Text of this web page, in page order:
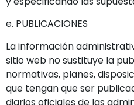
e. PUBLICACIONES
La información
sitio web no sustituye la
normativas, planes,
que tengan que ser
diarios oficiales de las